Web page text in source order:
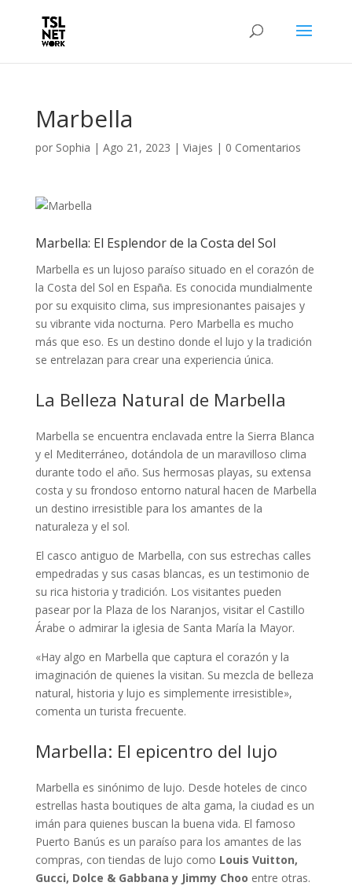
Marbella
por Sophia | Ago 21, 2023 | Viajes | 0 Comentarios
Marbella: El Esplendor de la Costa del Sol
Marbella es un lujoso paraíso situado en el corazón de
la Costa del Sol en España. Es conocida mundialmente
por su exquisito clima, sus impresionantes paisajes y
su vibrante vida nocturna. Pero Marbella es mucho
más que eso. Es un destino donde el lujo y la tradición
se entrelazan para crear una experiencia única.
La Belleza Natural de Marbella
Marbella se encuentra enclavada entre la Sierra Blanca
y el Mediterráneo, dotándola de un maravilloso clima
durante todo el año. Sus hermosas playas, su extensa
costa y su frondoso entorno natural hacen de Marbella
un destino irresistible para los amantes de la
naturaleza y el sol.
El casco antiguo de Marbella, con sus estrechas calles
empedradas y sus casas blancas, es un testimonio de
su rica historia y tradición. Los visitantes pueden
pasear por la Plaza de los Naranjos, visitar el Castillo
Árabe o admirar la iglesia de Santa María la Mayor.
«Hay algo en Marbella que captura el corazón y la
imaginación de quienes la visitan. Su mezcla de belleza
natural, historia y lujo es simplemente irresistible»,
comenta un turista frecuente.
Marbella: El epicentro del lujo
Marbella es sinónimo de lujo. Desde hoteles de cinco
estrellas hasta boutiques de alta gama, la ciudad es un
imán para quienes buscan la buena vida. El famoso
Puerto Banús es un paraíso para los amantes de las
compras, con tiendas de lujo como Louis Vuitton,
Gucci, Dolce & Gabbana y Jimmy Choo entre otras.